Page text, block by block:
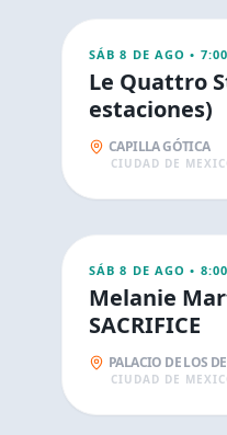
CONCIERTOS
SÁB 8 DE AGO •
Le Quattro
estaciones)
CAPILLA GÓTICA
CIUDAD DE
CONCIERTOS
SÁB 8 DE AGO •
Melanie
SACRIFICE
PALACIO DE LOS
CIUDAD DE